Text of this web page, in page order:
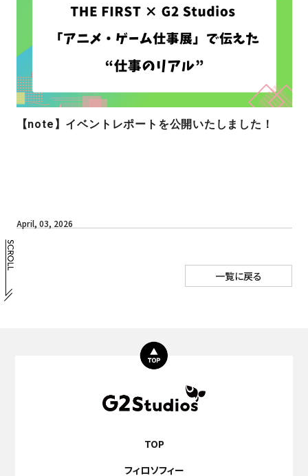
【note】イベントレポートを公開いたしました！
April, 03, 2026
一覧に戻る
TOP
フィロソフィー